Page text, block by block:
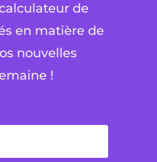
de
en matière de
nouvelles
!